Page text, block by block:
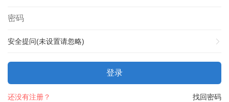
安全提问(未设置请忽略)
登录
找回密码
还没有注册？